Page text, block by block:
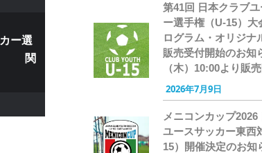
ー選
プ 関
第41回 日本クラブ
ー選手権（U-15）
ログラム・オリジナ
販売受付開始のお知
（木）10:00より販売
2026年7月9日
メニコンカップ
ユースサッカー東西
15）開催決定のお知